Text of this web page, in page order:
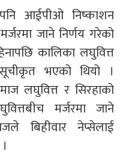
आईपीओ निष्काशन
जाने निर्णय गरेको
कालिका लघुवित्त
भएको थियो ।
लघुवित्त र सिरहाको
मर्जरमा जाने
बिहीवार नेप्सेलाई